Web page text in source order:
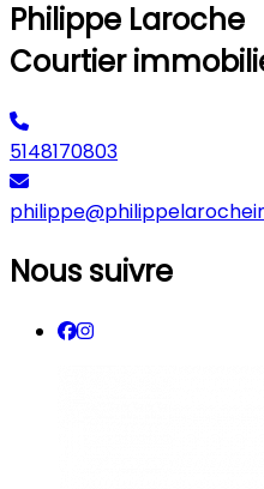
Philippe Laroche
Courtier
5148170803
Nous suivre